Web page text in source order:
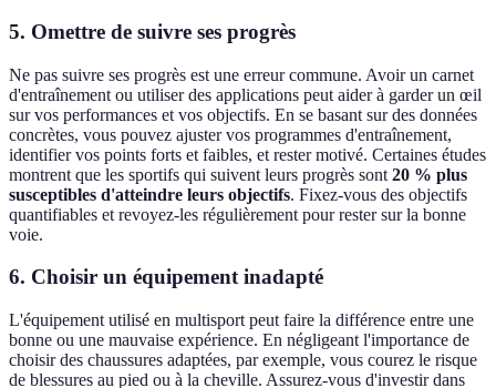
5. Omettre de suivre ses progrès
Ne pas suivre ses progrès est une erreur commune. Avoir un carnet
d'entraînement ou utiliser des applications peut aider à garder un œil
sur vos performances et vos objectifs. En se basant sur des données
concrètes, vous pouvez ajuster vos programmes d'entraînement,
identifier vos points forts et faibles, et rester motivé. Certaines études
montrent que les sportifs qui suivent leurs progrès sont 20 % plus
susceptibles d'atteindre leurs objectifs. Fixez-vous des objectifs
quantifiables et revoyez-les régulièrement pour rester sur la bonne
voie.
6. Choisir un équipement inadapté
L'équipement utilisé en multisport peut faire la différence entre une
bonne ou une mauvaise expérience. En négligeant l'importance de
choisir des chaussures adaptées, par exemple, vous courez le risque
de blessures au pied ou à la cheville. Assurez-vous d'investir dans